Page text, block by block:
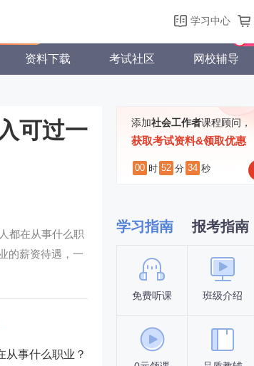
购课车
学习中心
资料下载 考试社区 网校辅导
可过一
都在从事什么职
的薪资待遇，一
从事什么职业？
添加社会工作者课程顾问，
获取考试资料&领取优惠
00 时 52 分 33 秒
学习指南 报考指南
免费听课 班级介绍